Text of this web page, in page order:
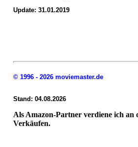
Update: 31.01.2019
© 1996 - 2026 moviemaster.de
Stand: 04.08.2026
Als Amazon-Partner verdiene ich an
Verkäufen.